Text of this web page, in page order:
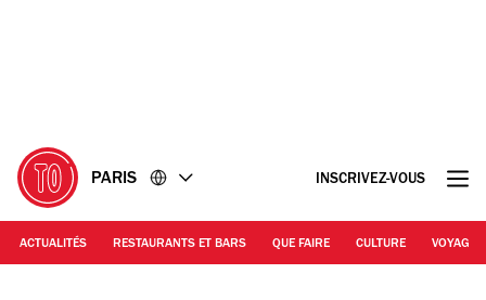
PARIS INSCRIVEZ-VOUS
ACTUALITÉS RESTAURANTS ET BARS QUE FAIRE CULTURE VOYAGE
© Marion Bornaz